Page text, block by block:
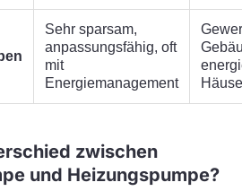
Sehr sparsam,
anpassungsfähig, oft
mit
Energiemanagement
zwischen
und Heizungspumpe?